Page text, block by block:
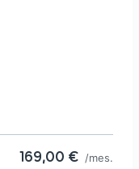
169,00 € /mes.